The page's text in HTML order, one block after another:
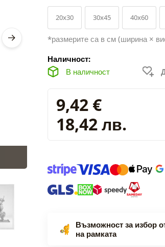
20x30 30x45 40x60
*размерите са в см (ширина ×
Наличност:
В наличност
9,42 €
18,42 лв.
Възможност за избор
на рамката